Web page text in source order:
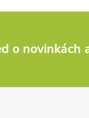
o novinkách